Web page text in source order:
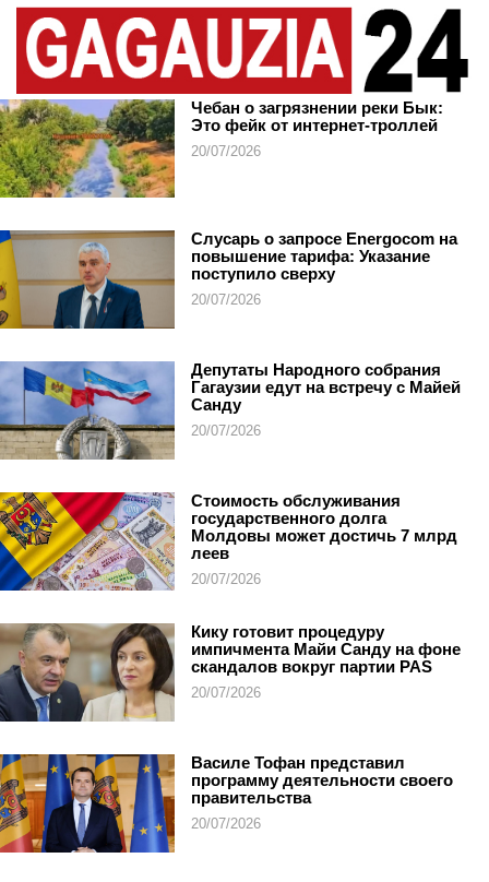
Чебан о загрязнении реки Бык:
Это фейк от интернет-троллей
20/07/2026
Слусарь о запросе Energocom на
повышение тарифа: Указание
поступило сверху
20/07/2026
Депутаты Народного собрания
Гагаузии едут на встречу с Майей
Санду
20/07/2026
Стоимость обслуживания
государственного долга
Молдовы может достичь 7 млрд
леев
20/07/2026
Кику готовит процедуру
импичмента Майи Санду на фоне
скандалов вокруг партии PAS
20/07/2026
Василе Тофан представил
программу деятельности своего
правительства
20/07/2026